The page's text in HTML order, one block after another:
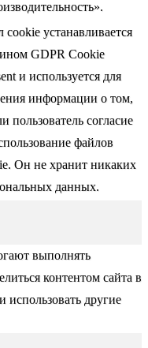
cookie устанавливается
GDPR Cookie
и используется для
информации о том,
пользователь согласие
файлов
Он не хранит никаких
данных.
выполнять
контентом сайта в
использовать другие